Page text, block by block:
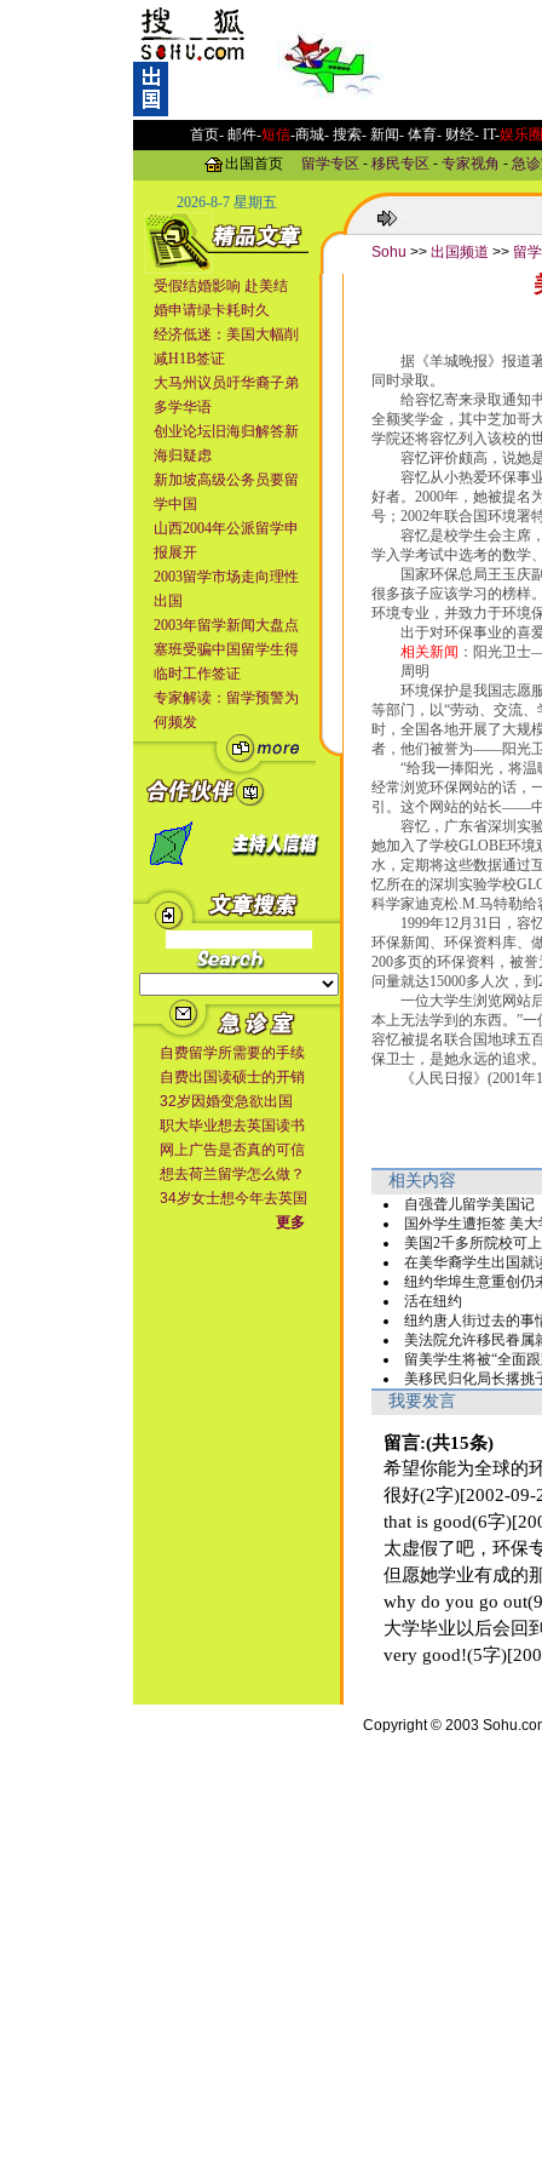
首页- 邮件-短信-商城- 搜索-新闻- 体育-财经- IT-娱乐圈
出国首页
留学专区 - 移民专区 - 专家视角 - 急
2026-8-7 星期五
受假结婚影响 赴美结
婚申请绿卡耗时久
经济低迷：美国大幅削
减H1B签证
大马州议员吁华裔子弟
多学华语
创业论坛旧海归解答新
海归疑虑
新加坡高级公务员要留
学中国
山西2004年公派留学申
报展开
2003留学市场走向理性
出国
2003年留学新闻大盘点
塞班受骗中国留学生得
临时工作签证
专家解读：留学预警为
何频发
自费留学所需要的手续
自费出国读硕士的开销
32岁因婚变急欲出国
职大毕业想去英国读书
网上广告是否真的可信
想去荷兰留学怎么做？
34岁女士想今年去英国
更多
Sohu >> 出国频道 >> 留
据《羊城晚报》报道著
同时录取。
给容忆寄来录取通知书
全额奖学金，其中芝加哥
学院还将容忆列入该校的
容忆评价颇高，说她是
容忆从小热爱环保事业
好者。2000年，她被提名
号；2002年联合国环境署
容忆是校学生会主席，
学入学考试中选考的数学
国家环保总局王玉庆副
很多孩子应该学习的榜样
环境专业，并致力于环境
出于对环保事业的喜爱
相关新闻 ：阳光卫
周明
环境保护是我国志愿服
等部门，以“劳动、交流
时，全国各地开展了大规
者，他们被誉为——阳光
“给我一捧阳光，将温
经常浏览环保网站的话，
引。这个网站的站长——
容忆，广东省深圳实验
她加入了学校GLOBE环
水，定期将这些数据通过
忆所在的深圳实验学校
科学家迪克松.M.马特勒
1999年12月31日，容忆
环保新闻、环保资料库、
200多页的环保资料，被
问量就达15000多人次，
一位大学生浏览网站后
本上无法学到的东西。”
容忆被提名联合国地球五
保卫士，是她永远的追求
《人民日报》(2001年
相关内容
自强聋儿留学美国记
国外学生遭拒签 美
美国2千多所院校可
在美华裔学生出国就
纽约华埠生意重创仍
活在纽约
纽约唐人街过去的事
美法院允许移民眷属
留美学生将被“全面
美移民归化局长撂挑
我要发言
留言:(共15条)
希望你能为全球的
很好(2字)[2002-09-
that is good(6字
太虚假了吧，环保
但愿她学业有成的
why do you go
大学毕业以后会回
very good!(5字
Copyright © 2003